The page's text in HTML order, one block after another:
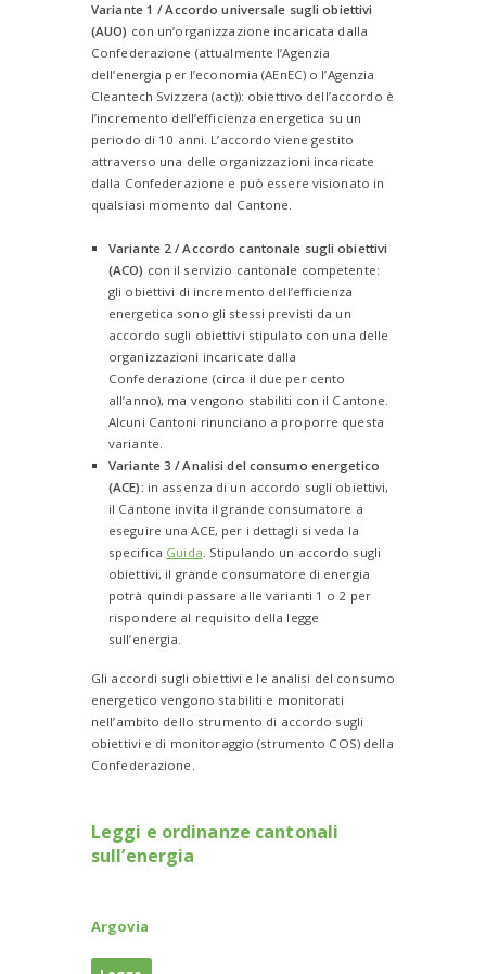
Variante 1 / Accordo universale sugli obiettivi
(AUO) con un’organizzazione incaricata dalla
Confederazione (attualmente l’Agenzia
dell’energia per l’economia (AEnEC) o l’Agenzia
Cleantech Svizzera (act)): obiettivo dell’accordo è
l’incremento dell’efficienza energetica su un
periodo di 10 anni. L’accordo viene gestito
attraverso una delle organizzazioni incaricate
dalla Confederazione e può essere visionato in
qualsiasi momento dal Cantone.
Variante 2 / Accordo cantonale sugli obiettivi
(ACO) con il servizio cantonale competente:
gli obiettivi di incremento dell’efficienza
energetica sono gli stessi previsti da un
accordo sugli obiettivi stipulato con una delle
organizzazioni incaricate dalla
Confederazione (circa il due per cento
all’anno), ma vengono stabiliti con il Cantone.
Alcuni Cantoni rinunciano a proporre questa
variante.
Variante 3 / Analisi del consumo energetico
(ACE): in assenza di un accordo sugli obiettivi,
il Cantone invita il grande consumatore a
eseguire una ACE, per i dettagli si veda la
specifica Guida. Stipulando un accordo sugli
obiettivi, il grande consumatore di energia
potrà quindi passare alle varianti 1 o 2 per
rispondere al requisito della legge
sull’energia.
Gli accordi sugli obiettivi e le analisi del consumo
energetico vengono stabiliti e monitorati
nell’ambito dello strumento di accordo sugli
obiettivi e di monitoraggio (strumento COS) della
Confederazione.
Leggi e ordinanze cantonali
sull’energia
Argovia